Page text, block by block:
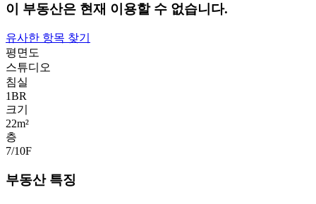
이 부동산은 현재 이용할 수 없습니다.
유사한 항목 찾기
평면도
스튜디오
침실
1BR
크기
22m²
층
7/10F
부동산 특징